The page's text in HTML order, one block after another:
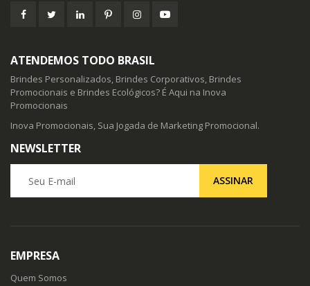
ATENDEMOS TODO BRASIL
Brindes Personalizados, Brindes Corporativos, Brindes
Promocionais e Brindes Ecológicos? É Aqui na Inova
Promocionais
Inova Promocionais, Sua Jogada de Marketing Promocional.
NEWSLETTER
ASSINAR
EMPRESA
Quem Somos